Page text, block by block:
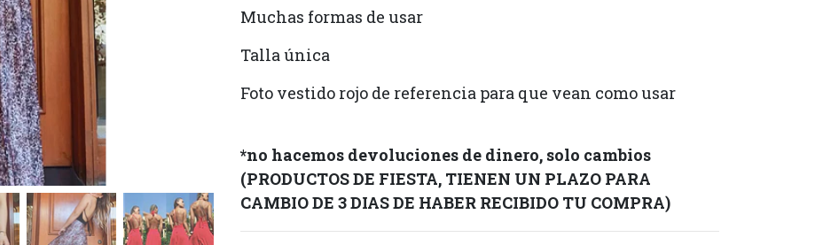
Muchas formas de usar
Talla única
Foto vestido rojo de referencia para que vean como usar
*no hacemos devoluciones de dinero, solo cambios
(PRODUCTOS DE FIESTA, TIENEN UN PLAZO PARA
CAMBIO DE 3 DIAS DE HABER RECIBIDO TU COMPRA)